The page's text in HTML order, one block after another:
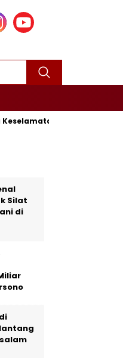
dan Ketertiban
Silat
di